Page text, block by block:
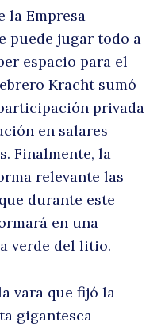
la Empresa
puede jugar todo a
espacio para el
Kracht sumó
privada
en salares
Finalmente, la
relevante las
durante este
en una
verde del litio.
vara que fijó la
gigantesca